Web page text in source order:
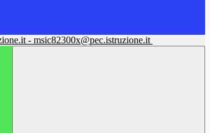
- msic82300x@pec.istruzione.it